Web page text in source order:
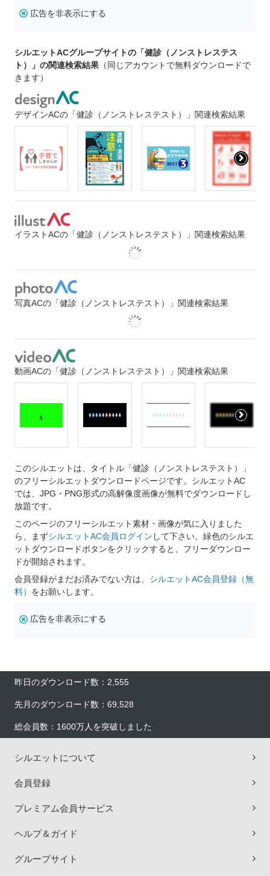
広告を非表示にする
シルエットACグループサイトの「健診（ノンストレステス
ト）」の関連検索結果 （同じアカウントで無料ダウンロードで
きます）
デザインACの「健診（ノンストレステスト）」関連検索結果
イラストACの「健診（ノンストレステスト）」関連検索結果
写真ACの「健診（ノンストレステスト）」関連検索結果
動画ACの「健診（ノンストレステスト）」関連検索結果
このシルエットは、タイトル「健診（ノンストレステスト）」
のフリーシルエットダウンロードページです。シルエットAC
では、JPG・PNG形式の高解像度画像が無料でダウンロードし
放題です。
このページのフリーシルエット素材・画像が気に入りました
ら、まずシルエットAC会員ログイン して下さい。緑色のシルエ
ットダウンロードボタンをクリックすると、フリーダウンロー
ドが開始されます。
会員登録がまだお済みでない方は、 シルエットAC会員登録（無
料） をお願いします。
広告を非表示にする
昨日のダウンロード数：2,555
先月のダウンロード数：69,528
総会員数：1600万人を突破しました
シルエットについて
会員登録
プレミアム会員サービス
ヘルプ＆ガイド
グループサイト